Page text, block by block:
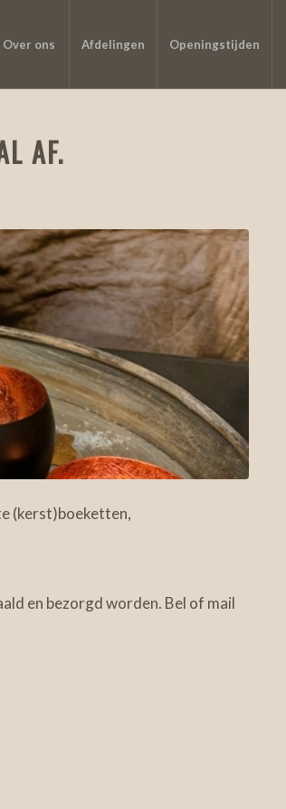
Over ons Afdelingen Openingstijden
AF.
(kerst)boeketten,
en bezorgd worden. Bel of mail